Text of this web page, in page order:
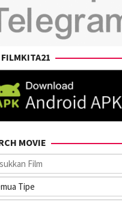
MOVIE